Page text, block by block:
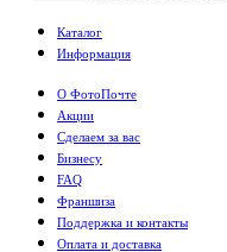
Каталог
Информация
О ФотоПочте
Акции
Сделаем за вас
Бизнесу
FAQ
Франшиза
Поддержка и контакты
Оплата и доставка